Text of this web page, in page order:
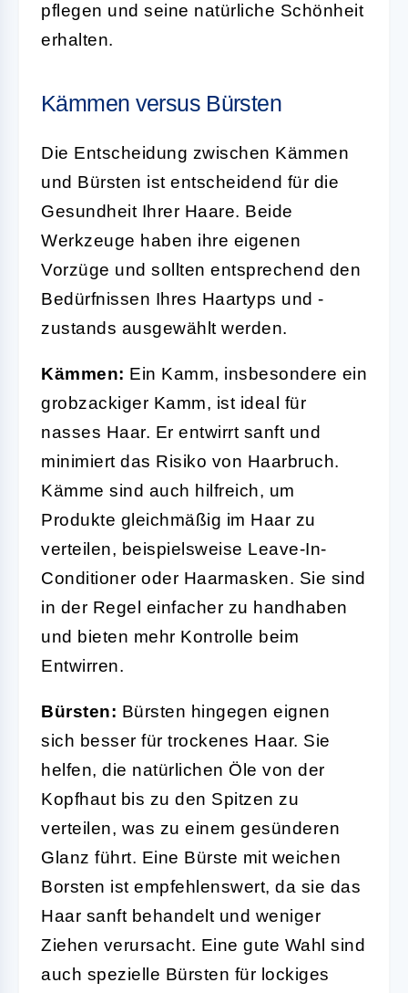
pflegen und seine natürliche Schönheit
erhalten.
Kämmen versus Bürsten
Die Entscheidung zwischen Kämmen
und Bürsten ist entscheidend für die
Gesundheit Ihrer Haare. Beide
Werkzeuge haben ihre eigenen
Vorzüge und sollten entsprechend den
Bedürfnissen Ihres Haartyps und -
zustands ausgewählt werden.
Kämmen: Ein Kamm, insbesondere ein
grobzackiger Kamm, ist ideal für
nasses Haar. Er entwirrt sanft und
minimiert das Risiko von Haarbruch.
Kämme sind auch hilfreich, um
Produkte gleichmäßig im Haar zu
verteilen, beispielsweise Leave-In-
Conditioner oder Haarmasken. Sie sind
in der Regel einfacher zu handhaben
und bieten mehr Kontrolle beim
Entwirren.
Bürsten: Bürsten hingegen eignen
sich besser für trockenes Haar. Sie
helfen, die natürlichen Öle von der
Kopfhaut bis zu den Spitzen zu
verteilen, was zu einem gesünderen
Glanz führt. Eine Bürste mit weichen
Borsten ist empfehlenswert, da sie das
Haar sanft behandelt und weniger
Ziehen verursacht. Eine gute Wahl sind
auch spezielle Bürsten für lockiges